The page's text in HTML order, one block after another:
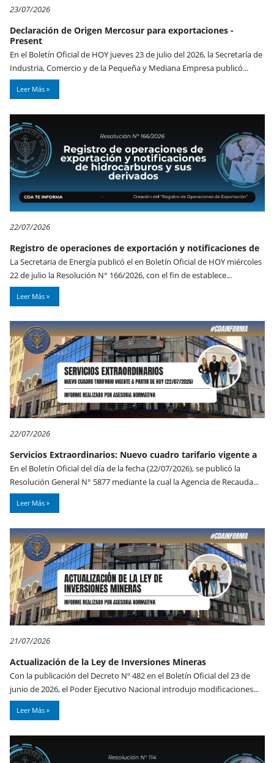
23/07/2026
Declaración de Origen Mercosur para exportaciones -
Present
En el Boletín Oficial de HOY jueves 23 de julio del 2026, la Secretaría de
Industria, Comercio y de la Pequeña y Mediana Empresa publicó...
Leer Más
22/07/2026
Registro de operaciones de exportación y notificaciones de
La Secretaria de Energía publicó el en Boletín Oficial de HOY miércoles
22 de julio la Resolución N° 166/2026, con el fin de establece...
Leer Más
22/07/2026
Servicios Extraordinarios: Nuevo cuadro tarifario vigente a
En el Boletín Oficial del día de la fecha (22/07/2026), se publicó la
Resolución General N° 5877 mediante la cual la Agencia de Recauda...
Leer Más
21/07/2026
Actualización de la Ley de Inversiones Mineras
Con la publicación del Decreto Nº 482 en el Boletín Oficial del 23 de
junio de 2026, el Poder Ejecutivo Nacional introdujo modificaciones...
Leer Más